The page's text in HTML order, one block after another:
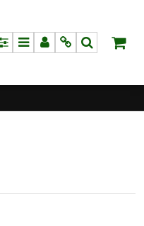
PanelMenuPanelInfoSzukaj